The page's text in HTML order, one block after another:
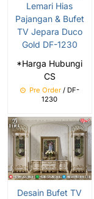
Lemari Hias
Pajangan & Bufet
TV Jepara Duco
Gold DF-1230
*Harga Hubungi
CS
Pre Order/ DF-
1230
Desain Bufet TV